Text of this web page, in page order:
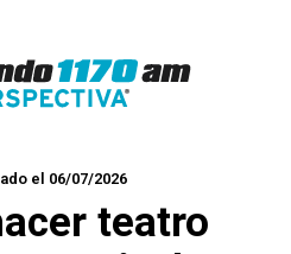
el 06/07/2026
teatro